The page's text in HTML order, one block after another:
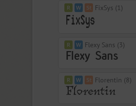
FixSys (1)
Flexy Sans (3)
Florentin (8)